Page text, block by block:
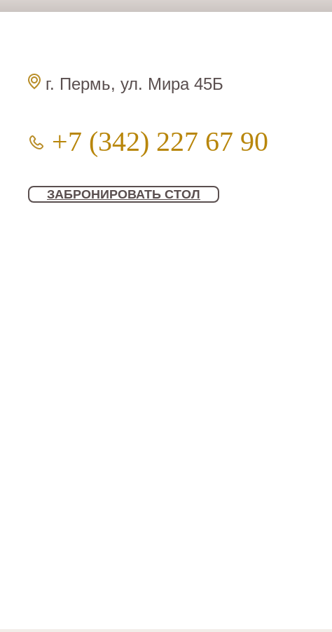
г. Пермь, ул. Мира 45Б
+7 (342) 227 67 90
ЗАБРОНИРОВАТЬ СТОЛ